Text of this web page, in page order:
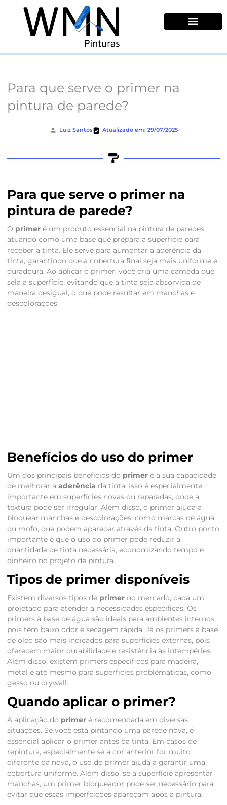
conteúdo
Para que serve o primer na
pintura de parede?
Luiz Santos Atualizado em: 29/07/2025
Para que serve o primer na
pintura de parede?
O primeré um produto essencial na pintura de paredes,
atuando como uma base que prepara a superfície para
receber a tinta. Ele serve para aumentar a aderência da
tinta, garantindo que a cobertura final seja mais uniforme e
duradoura. Ao aplicar o primer, você cria uma camada que
sela a superfície, evitando que a tinta seja absorvida de
maneira desigual, o que pode resultar em manchas e
descolorações.
Benefícios do uso do primer
Um dos principais benefícios do primeré a sua capacidade
de melhorar a aderência da tinta. Isso é especialmente
importante em superfícies novas ou reparadas, onde a
textura pode ser irregular. Além disso, o primer ajuda a
bloquear manchas e descolorações, como marcas de água
ou mofo, que podem aparecer através da tinta. Outro ponto
importante é que o uso do primer pode reduzir a
quantidade de tinta necessária, economizando tempo e
dinheiro no projeto de pintura.
Tipos de primer disponíveis
Existem diversos tipos de primerno mercado, cada um
projetado para atender a necessidades específicas. Os
primers à base de água são ideais para ambientes internos,
pois têm baixo odor e secagem rápida. Já os primers à base
de óleo são mais indicados para superfícies externas, pois
oferecem maior durabilidade e resistência às intempéries.
Além disso, existem primers específicos para madeira,
metal e até mesmo para superfícies problemáticas, como
gesso ou drywall.
Quando aplicar o primer?
A aplicação do primeré recomendada em diversas
situações. Se você está pintando uma parede nova, é
essencial aplicar o primer antes da tinta. Em casos de
repintura, especialmente se a cor anterior for muito
diferente da nova, o uso do primer ajuda a garantir uma
cobertura uniforme. Além disso, se a superfície apresentar
manchas, um primer bloqueador pode ser necessário para
evitar que essas imperfeições apareçam após a pintura.